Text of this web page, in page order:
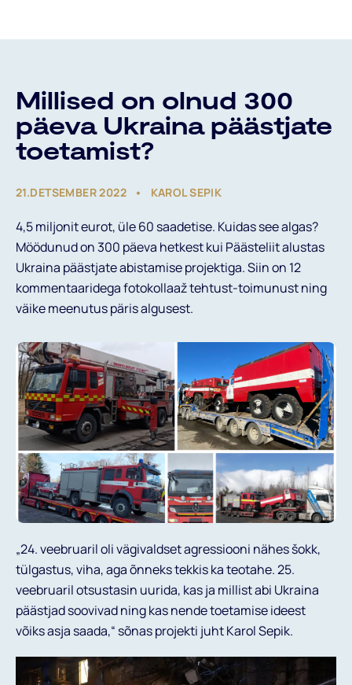
Valdkonnad
Projektid
Uudised
Kutse Andmine
Aitame Ukrainat
Liitumine
ENG
Millised on olnud 300
päeva Ukraina päästjate
toetamist?
21.DETSEMBER 2022 KAROL SEPIK
4,5 miljonit eurot, üle 60 saadetise. Kuidas see algas?
Möödunud on 300 päeva hetkest kui Päästeliit alustas
Ukraina päästjate abistamise projektiga. Siin on 12
kommentaaridega fotokollaaž tehtust-toimunust ning
väike meenutus päris algusest.
„24. veebruaril oli vägivaldset agressiooni nähes šokk,
tülgastus, viha, aga õnneks tekkis ka teotahe. 25.
veebruaril otsustasin uurida, kas ja millist abi Ukraina
päästjad soovivad ning kas nende toetamise ideest
võiks asja saada,“ sõnas projekti juht Karol Sepik.